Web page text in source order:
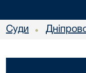
Суди •